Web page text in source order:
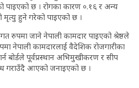
पाइएको छ । रोगका कारण ०.१६ र अन्य
मृत्यु हुने गरेको पाइएको छ ।
रुपमा जाने नेपाली कामदार पाइएको श्रेष्ठले
नेपाली कामदारलाई वैदेशिक रोजगारीका
बोर्डले पूर्वप्रस्थान अभिमुखीकरण र सीप
गराउँदै आएको जनाइएको छ ।